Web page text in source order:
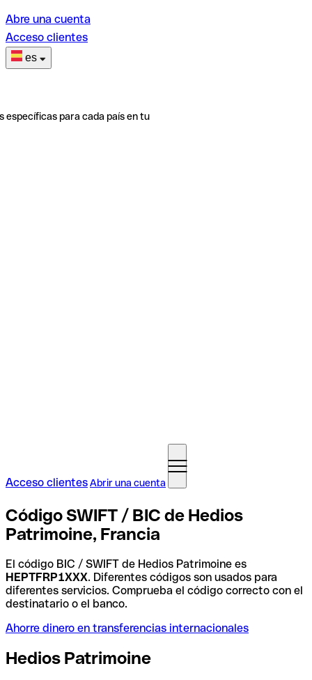
Abre una cuenta
Acceso clientes
es
específicas para cada país en tu
Acceso clientesAbrir una cuenta
Código SWIFT / BIC de Hedios
Patrimoine, Francia
El código BIC / SWIFT de Hedios Patrimoine es
HEPTFRP1XXX. Diferentes códigos son usados para
diferentes servicios. Comprueba el código correcto con el
destinatario o el banco.
Ahorre dinero en transferencias internacionales
Hedios Patrimoine